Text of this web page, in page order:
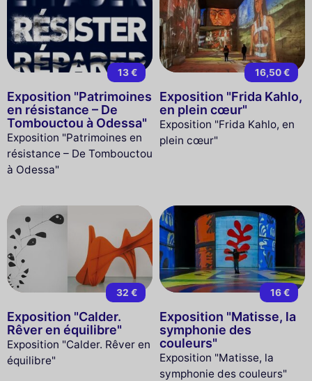
13 €
Exposition "Patrimoines
en résistance – De
Tombouctou à Odessa"
Exposition "Patrimoines en
résistance – De Tombouctou
à Odessa"
16,50 €
Exposition "Frida Kahlo,
en plein cœur"
Exposition "Frida Kahlo, en
plein cœur"
32 €
Exposition "Calder.
Rêver en équilibre"
Exposition "Calder. Rêver en
équilibre"
16 €
Exposition "Matisse, la
symphonie des
couleurs"
Exposition "Matisse, la
symphonie des couleurs"